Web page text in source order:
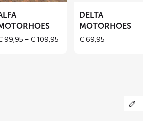
99,95 –€109,95
DELTA
MOTORHOES
€69,95